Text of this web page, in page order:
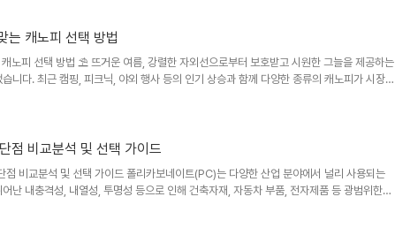
보네이트 평판을 찾을 ..
는 캐노피 선택 방법
노피 선택 방법 ⛱️ 뜨거운 여름, 강렬한 자외선으로부터 보호받고 시원한 그늘을 제공하는
니다. 최근 캠핑, 피크닉, 야외 행사 등의 인기 상승과 함께 다양한 종류의 캐노피가 시장
어려워지고 있습니다. 가격, 디자인, 기능, 내구성 등 고려해야 할 요소가 많기 때문입니
점 비교분석 및 선택 가이드
비교분석 및 선택 가이드 폴리카보네이트(PC)는 다양한 산업 분야에서 널리 사용되는
난 내충격성, 내열성, 투명성 등으로 인해 건축자재, 자동차 부품, 전자제품 등 광범위한
환경 소재에 대한 관심 증가와 함께 재활용 가능성, 생산 과정에서의 탄소 배출량 감소 등